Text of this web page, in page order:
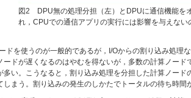
図2 DPU無の処理分担（左）とDPUに通信機能を
れ，CPUでの通信アプリの実行には影響を与えな
ドを使うのが一般的であるが，I/Oからの割り込み処
ードが遅くなるのはやむを得ないが，多数の計算ノー
多い。こうなると，割り込み処理を分担した計算ノー
しまう。割り込みの発生のしかたでトータルの待ち時